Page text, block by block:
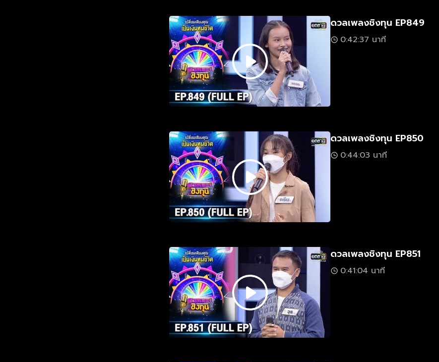
ดวลเพลงชิงทุน EP849
0:42:37 นาที
ดวลเพลงชิงทุน EP850
0:44:03 นาที
ดวลเพลงชิงทุน EP851
0:41:04 นาที